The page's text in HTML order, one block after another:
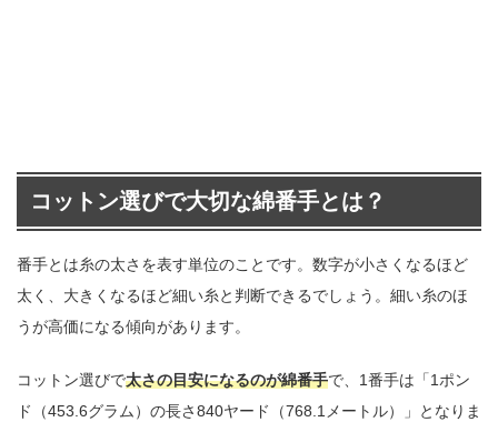
コットン選びで大切な綿番手とは？
番手とは糸の太さを表す単位のことです。数字が小さくなるほど
太く、大きくなるほど細い糸と判断できるでしょう。細い糸のほ
うが高価になる傾向があります。
コットン選びで太さの目安になるのが綿番手で、1番手は「1ポン
ド（453.6グラム）の長さ840ヤード（768.1メートル）」となりま